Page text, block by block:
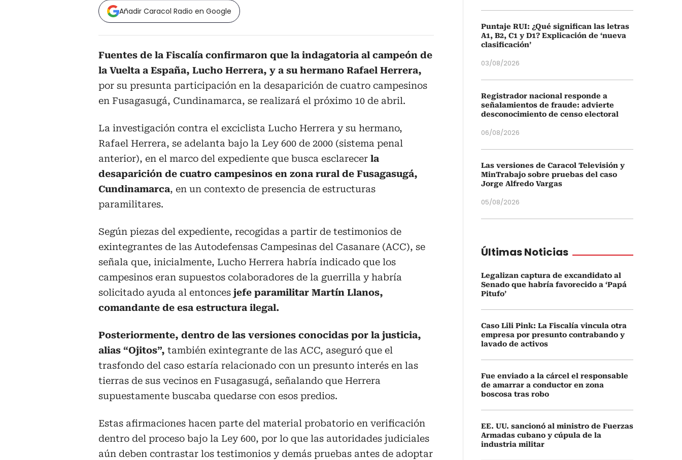
Añadir Caracol Radio en Google
Fuentes de la Fiscalía confirmaron que la indagatoria al campeón de
la Vuelta a España, Lucho Herrera, y a su hermano Rafael Herrera,
por su presunta participación en la desaparición de cuatro campesinos
en Fusagasugá, Cundinamarca, se realizará el próximo 10 de abril.
La investigación contra el exciclista Lucho Herrera y su hermano,
Rafael Herrera, se adelanta bajo la Ley 600 de 2000 (sistema penal
anterior), en el marco del expediente que busca esclarecer la
desaparición de cuatro campesinos en zona rural de Fusagasugá,
Cundinamarca, en un contexto de presencia de estructuras
paramilitares.
Según piezas del expediente, recogidas a partir de testimonios de
exintegrantes de las Autodefensas Campesinas del Casanare (ACC), se
señala que, inicialmente, Lucho Herrera habría indicado que los
campesinos eran supuestos colaboradores de la guerrilla y habría
solicitado ayuda al entonces jefe paramilitar Martín Llanos,
comandante de esa estructura ilegal.
Posteriormente, dentro de las versiones conocidas por la justicia,
alias “Ojitos”, también exintegrante de las ACC, aseguró que el
trasfondo del caso estaría relacionado con un presunto interés en las
tierras de sus vecinos en Fusagasugá, señalando que Herrera
supuestamente buscaba quedarse con esos predios.
Estas afirmaciones hacen parte del material probatorio en verificación
dentro del proceso bajo la Ley 600, por lo que las autoridades judiciales
aún deben contrastar los testimonios y demás pruebas antes de adoptar
Puntaje RUI: ¿Qué significan las letras
A1, B2, C1 y D1? Explicación de ‘nueva
clasificación’
03/08/2026
Registrador nacional responde a
señalamientos de fraude: advierte
desconocimiento de censo electoral
06/08/2026
Las versiones de Caracol Televisión y
MinTrabajo sobre pruebas del caso
Jorge Alfredo Vargas
05/08/2026
Últimas Noticias
Legalizan captura de excandidato al
Senado que habría favorecido a ‘Papá
Pitufo’
Caso Lili Pink: La Fiscalía vincula otra
empresa por presunto contrabando y
lavado de activos
Fue enviado a la cárcel el responsable
de amarrar a conductor en zona
boscosa tras robo
EE. UU. sancionó al ministro de Fuerzas
Armadas cubano y cúpula de la
industria militar